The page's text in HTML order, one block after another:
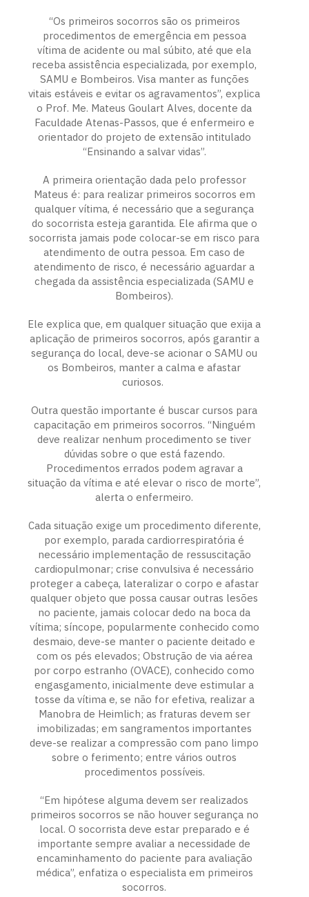
“Os primeiros socorros são os primeiros
procedimentos de emergência em pessoa
vítima de acidente ou mal súbito, até que ela
receba assistência especializada, por exemplo,
SAMU e Bombeiros. Visa manter as funções
vitais estáveis e evitar os agravamentos”, explica
o Prof. Me. Mateus Goulart Alves, docente da
Faculdade Atenas-Passos, que é enfermeiro e
orientador do projeto de extensão intitulado
“Ensinando a salvar vidas”.
A primeira orientação dada pelo professor
Mateus é: para realizar primeiros socorros em
qualquer vítima, é necessário que a segurança
do socorrista esteja garantida. Ele afirma que o
socorrista jamais pode colocar-se em risco para
atendimento de outra pessoa. Em caso de
atendimento de risco, é necessário aguardar a
chegada da assistência especializada (SAMU e
Bombeiros).
Ele explica que, em qualquer situação que exija a
aplicação de primeiros socorros, após garantir a
segurança do local, deve-se acionar o SAMU ou
os Bombeiros, manter a calma e afastar
curiosos.
Outra questão importante é buscar cursos para
capacitação em primeiros socorros. “Ninguém
deve realizar nenhum procedimento se tiver
dúvidas sobre o que está fazendo.
Procedimentos errados podem agravar a
situação da vítima e até elevar o risco de morte”,
alerta o enfermeiro.
Cada situação exige um procedimento diferente,
por exemplo, parada cardiorrespiratória é
necessário implementação de ressuscitação
cardiopulmonar; crise convulsiva é necessário
proteger a cabeça, lateralizar o corpo e afastar
qualquer objeto que possa causar outras lesões
no paciente, jamais colocar dedo na boca da
vítima; síncope, popularmente conhecido como
desmaio, deve-se manter o paciente deitado e
com os pés elevados; Obstrução de via aérea
por corpo estranho (OVACE), conhecido como
engasgamento, inicialmente deve estimular a
tosse da vítima e, se não for efetiva, realizar a
Manobra de Heimlich; as fraturas devem ser
imobilizadas; em sangramentos importantes
deve-se realizar a compressão com pano limpo
sobre o ferimento; entre vários outros
procedimentos possíveis.
“Em hipótese alguma devem ser realizados
primeiros socorros se não houver segurança no
local. O socorrista deve estar preparado e é
importante sempre avaliar a necessidade de
encaminhamento do paciente para avaliação
médica”, enfatiza o especialista em primeiros
socorros.